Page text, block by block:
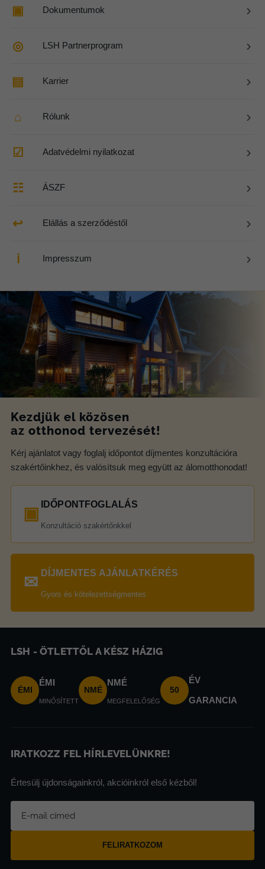
▣ Dokumentumok ›
◎ LSH Partnerprogram ›
▤ Karrier ›
⌂ Rólunk ›
☑ Adatvédelmi nyilatkozat ›
☷ ÁSZF ›
↩ Elállás a szerződéstől ›
ℹ Impresszum ›
Kezdjük el közösen
az otthonod tervezését!
Kérj ajánlatot vagy foglalj időpontot díjmentes konzultációra
szakértőinkhez, és valósítsuk meg együtt az álomotthonodat!
▣ IDŐPONTFOGLALÁS
Konzultáció szakértőnkkel
✉ DÍJMENTES AJÁNLATKÉRÉS
Gyors és kötelezettségmentes
LSH - ÖTLETTŐL A KÉSZ HÁZIG
ÉMI
ÉMI
MINŐSÍTETT
NMÉ
NMÉ
MEGFELELŐSÉG
50
ÉV
GARANCIA
IRATKOZZ FEL HÍRLEVELÜNKRE!
Értesülj újdonságainkról, akcióinkról első kézből!
FELIRATKOZOM